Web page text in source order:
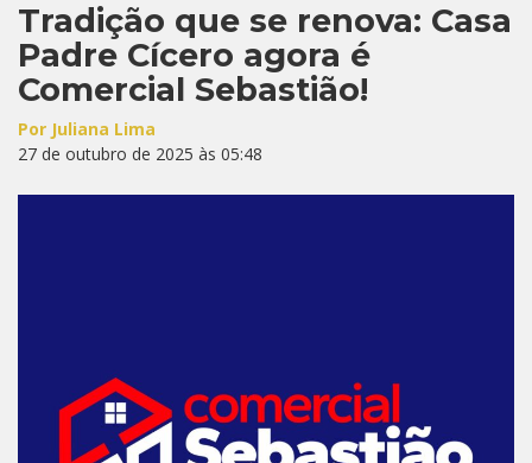
Tradição que se renova: Casa
Padre Cícero agora é
Comercial Sebastião!
Por Juliana Lima
27 de outubro de 2025 às 05:48